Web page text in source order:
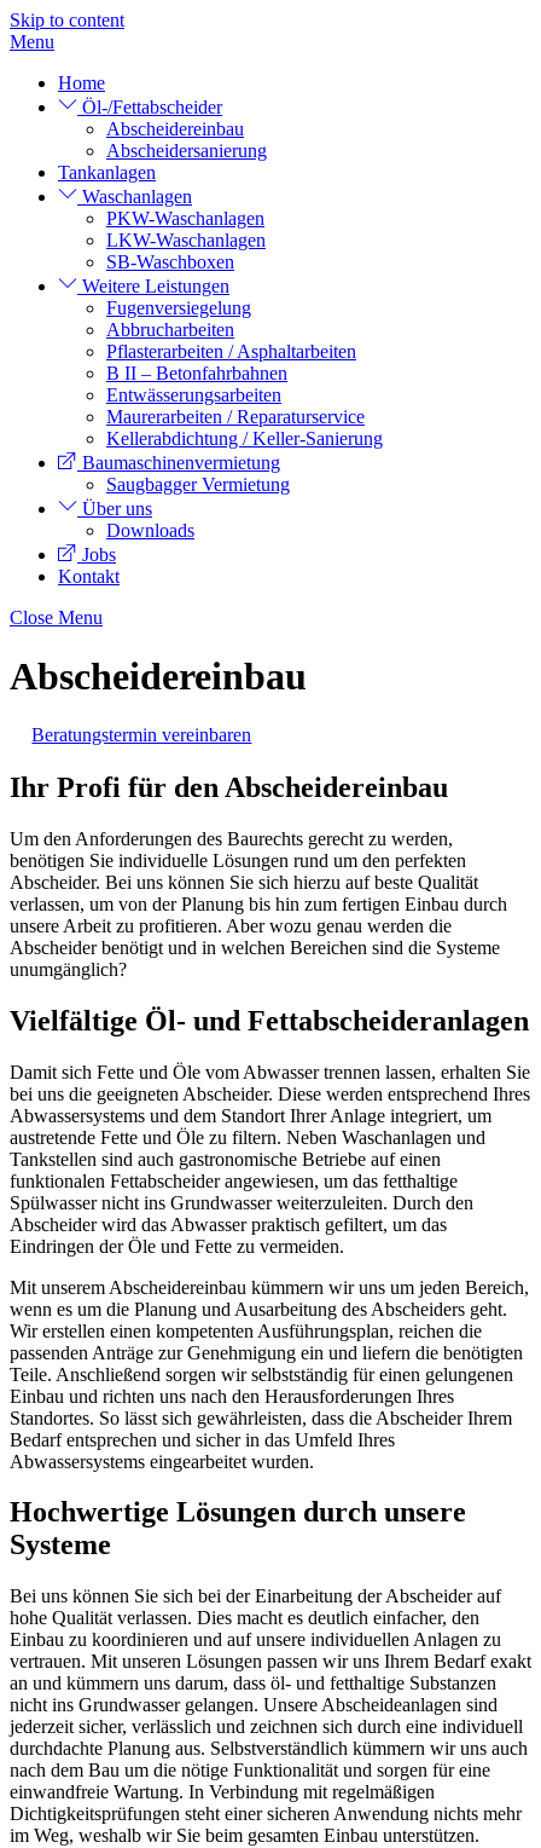
Skip to content
Menu
Home
Öl-/Fettabscheider
Abscheidereinbau
Abscheidersanierung
Tankanlagen
Waschanlagen
PKW-Waschanlagen
LKW-Waschanlagen
SB-Waschboxen
Weitere Leistungen
Fugenversiegelung
Abbrucharbeiten
Pflasterarbeiten / Asphaltarbeiten
B II – Betonfahrbahnen
Entwässerungsarbeiten
Maurerarbeiten / Reparaturservice
Kellerabdichtung / Keller-Sanierung
Baumaschinenvermietung
Saugbagger Vermietung
Über uns
Downloads
Jobs
Kontakt
Close Menu
Abscheidereinbau
Beratungstermin vereinbaren
Ihr Profi für den Abscheidereinbau
Um den Anforderungen des Baurechts gerecht zu werden,
benötigen Sie individuelle Lösungen rund um den perfekten
Abscheider. Bei uns können Sie sich hierzu auf beste Qualität
verlassen, um von der Planung bis hin zum fertigen Einbau durch
unsere Arbeit zu profitieren. Aber wozu genau werden die
Abscheider benötigt und in welchen Bereichen sind die Systeme
unumgänglich?
Vielfältige Öl- und Fettabscheideranlagen
Damit sich Fette und Öle vom Abwasser trennen lassen, erhalten Sie
bei uns die geeigneten Abscheider. Diese werden entsprechend Ihres
Abwassersystems und dem Standort Ihrer Anlage integriert, um
austretende Fette und Öle zu filtern. Neben Waschanlagen und
Tankstellen sind auch gastronomische Betriebe auf einen
funktionalen Fettabscheider angewiesen, um das fetthaltige
Spülwasser nicht ins Grundwasser weiterzuleiten. Durch den
Abscheider wird das Abwasser praktisch gefiltert, um das
Eindringen der Öle und Fette zu vermeiden.
Mit unserem Abscheidereinbau kümmern wir uns um jeden Bereich,
wenn es um die Planung und Ausarbeitung des Abscheiders geht.
Wir erstellen einen kompetenten Ausführungsplan, reichen die
passenden Anträge zur Genehmigung ein und liefern die benötigten
Teile. Anschließend sorgen wir selbstständig für einen gelungenen
Einbau und richten uns nach den Herausforderungen Ihres
Standortes. So lässt sich gewährleisten, dass die Abscheider Ihrem
Bedarf entsprechen und sicher in das Umfeld Ihres
Abwassersystems eingearbeitet wurden.
Hochwertige Lösungen durch unsere
Systeme
Bei uns können Sie sich bei der Einarbeitung der Abscheider auf
hohe Qualität verlassen. Dies macht es deutlich einfacher, den
Einbau zu koordinieren und auf unsere individuellen Anlagen zu
vertrauen. Mit unseren Lösungen passen wir uns Ihrem Bedarf exakt
an und kümmern uns darum, dass öl- und fetthaltige Substanzen
nicht ins Grundwasser gelangen. Unsere Abscheideanlagen sind
jederzeit sicher, verlässlich und zeichnen sich durch eine individuell
durchdachte Planung aus. Selbstverständlich kümmern wir uns auch
nach dem Bau um die nötige Funktionalität und sorgen für eine
einwandfreie Wartung. In Verbindung mit regelmäßigen
Dichtigkeitsprüfungen steht einer sicheren Anwendung nichts mehr
im Weg, weshalb wir Sie beim gesamten Einbau unterstützen.